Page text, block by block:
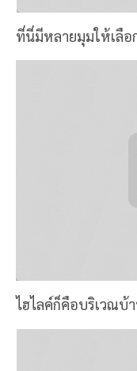
ที่นี่มีหลายมุมให้เลือ
ไฮไลค์ก็คือบริเวณบ้